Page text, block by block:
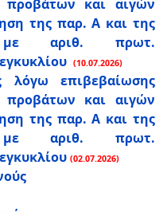
προβάτων και αιγών
της παρ. Α και της
αριθ. πρωτ.
(10.07.2026)
λόγω επιβεβαίωσης
προβάτων και αιγών
της παρ. Α και της
αριθ. πρωτ.
(02.07.2026)